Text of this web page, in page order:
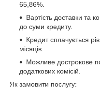
65,86%.
Вартість доставки та
до суми кредиту.
Кредит сплачується
місяців.
Можливе дострокове
додаткових комісій.
Як замовити послугу: